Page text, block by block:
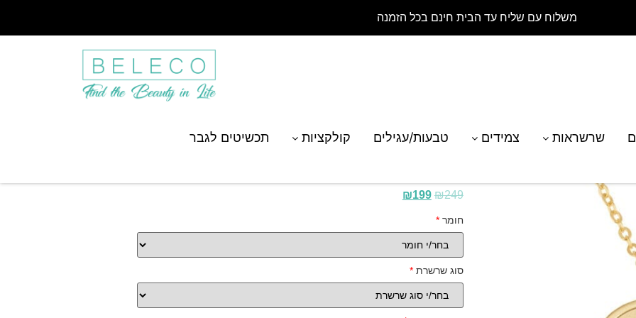
משלוח עם שליח עד הבית חינם בכל הזמנה
שרשראות צמידים טבעות/עגילים קולקציות תכשיטים לגבר תליון אלמנט – יסוד אוויר
₪249
₪199
חומר*
סוג שרשרת*